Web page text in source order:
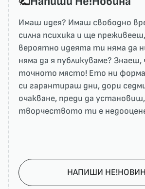
Имаш идея? Имаш свободно
силна психика и ще
вероятно идеята ти няма да
няма да я публикуваме? Знаеш,
точното място! Ето ни
си гарантираш дни, дори
очакване, преди да
творчеството ти е
НАПИШИ